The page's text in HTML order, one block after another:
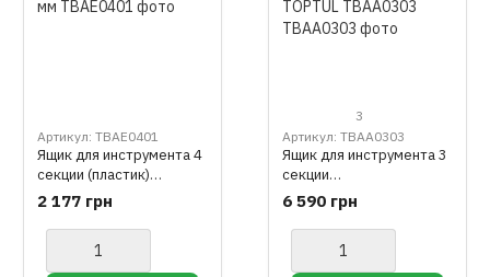
Артикул: TBAE0401
Ящик для инструмента 4
секции (пластик)
556x278x270 мм
2 177 грн
3
Артикул: TBAA0303
Ящик для инструмента 3
секции
508(L)x232(W)x302(H)m
m TOPTUL TBAA0303
6 590 грн